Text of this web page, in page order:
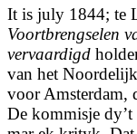
It is july 1844; te
Voortbrengselen
vervaardigd
van het
voor Amsterdam,
De kommisje